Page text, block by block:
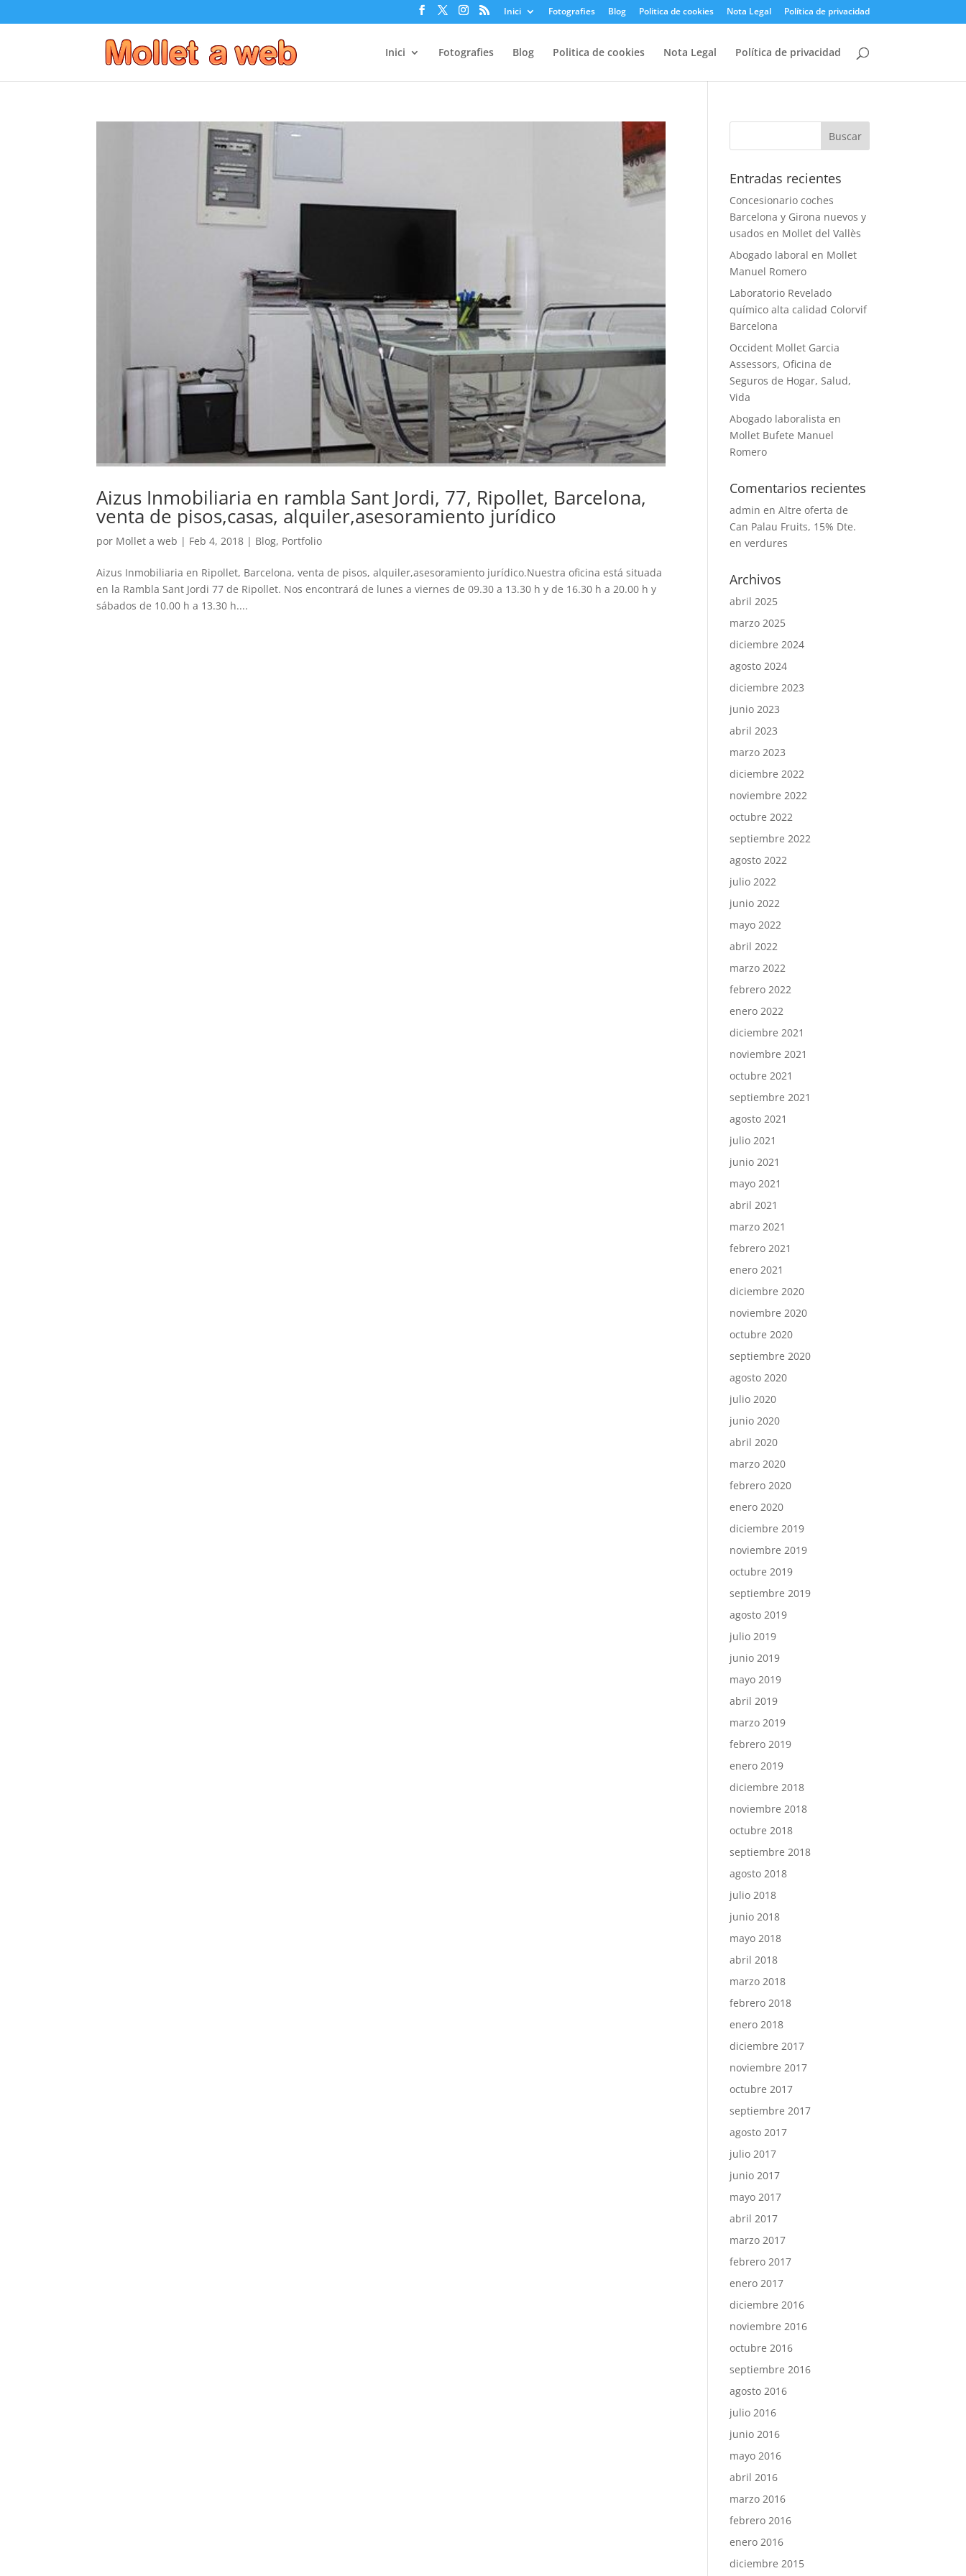
Inici Fotografies Blog Politica de cookies Nota Legal Política de privacidad
Inici Fotografies Blog Politica de cookies Nota Legal Política de privacidad
Aizus Inmobiliaria en rambla Sant Jordi, 77, Ripollet, Barcelona,
venta de pisos,casas, alquiler,asesoramiento jurídico
por Mollet a web | Feb 4, 2018 | Blog, Portfolio
Aizus Inmobiliaria en Ripollet, Barcelona, venta de pisos, alquiler,asesoramiento jurídico.Nuestra oficina está situada
en la Rambla Sant Jordi 77 de Ripollet. Nos encontrará de lunes a viernes de 09.30 a 13.30 h y de 16.30 h a 20.00 h y
sábados de 10.00 h a 13.30 h....
Entradas recientes
Concesionario coches
Barcelona y Girona nuevos y
usados en Mollet del Vallès
Abogado laboral en Mollet
Manuel Romero
Laboratorio Revelado
químico alta calidad Colorvif
Barcelona
Occident Mollet Garcia
Assessors, Oficina de
Seguros de Hogar, Salud,
Vida
Abogado laboralista en
Mollet Bufete Manuel
Romero
Comentarios recientes
admin enAltre oferta de
Can Palau Fruits, 15% Dte.
en verdures
Archivos
abril 2025
marzo 2025
diciembre 2024
agosto 2024
diciembre 2023
junio 2023
abril 2023
marzo 2023
diciembre 2022
noviembre 2022
octubre 2022
septiembre 2022
agosto 2022
julio 2022
junio 2022
mayo 2022
abril 2022
marzo 2022
febrero 2022
enero 2022
diciembre 2021
noviembre 2021
octubre 2021
septiembre 2021
agosto 2021
julio 2021
junio 2021
mayo 2021
abril 2021
marzo 2021
febrero 2021
enero 2021
diciembre 2020
noviembre 2020
octubre 2020
septiembre 2020
agosto 2020
julio 2020
junio 2020
abril 2020
marzo 2020
febrero 2020
enero 2020
diciembre 2019
noviembre 2019
octubre 2019
septiembre 2019
agosto 2019
julio 2019
junio 2019
mayo 2019
abril 2019
marzo 2019
febrero 2019
enero 2019
diciembre 2018
noviembre 2018
octubre 2018
septiembre 2018
agosto 2018
julio 2018
junio 2018
mayo 2018
abril 2018
marzo 2018
febrero 2018
enero 2018
diciembre 2017
noviembre 2017
octubre 2017
septiembre 2017
agosto 2017
julio 2017
junio 2017
mayo 2017
abril 2017
marzo 2017
febrero 2017
enero 2017
diciembre 2016
noviembre 2016
octubre 2016
septiembre 2016
agosto 2016
julio 2016
junio 2016
mayo 2016
abril 2016
marzo 2016
febrero 2016
enero 2016
diciembre 2015